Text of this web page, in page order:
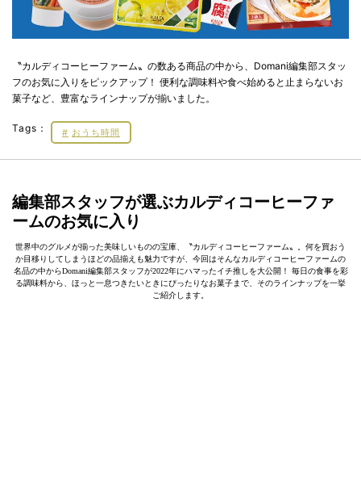
〝カルディコーヒーファーム〟の数ある商品の中から、Domani編集部スタッ
フのお気に入りをピックアップ！ 便利な調味料や食べ始めると止まらないお
菓子など、豊富なラインナップが揃いました。
Tags： おうち時間
編集部スタッフが選ぶカルディコーヒーファ
ームのお気に入り
世界中のグルメが揃った美味しいものの宝庫、〝カルディコーヒーファーム〟。何を買おう
か目移りしてしまうほどの品揃えも魅力ですが、今回はそんなカルディコーヒーファームの
名品の中からDomani編集部スタッフが2022年にハマったイチ推しを大公開！ 毎日の食事を彩
る調味料から、ほっと一息つきたいときにぴったりなお菓子まで、そのラインナップを一挙
ご紹介します。